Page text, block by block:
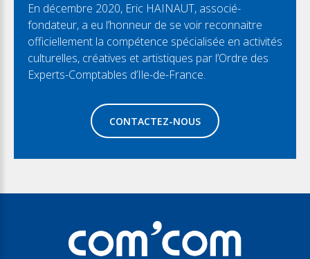
En décembre 2020, Eric HAINAUT, associé-
fondateur, a eu l’honneur de se voir reconnaitre
officiellement la compétence spécialisée en activités
culturelles, créatives et artistiques par l’Ordre des
Experts-Comptables d’Ile-de-France.
CONTACTEZ-NOUS